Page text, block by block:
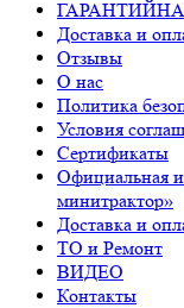
Доставка и
Отзывы
О нас
Политика
Условия
Сертификаты
Официальная
минитрактор»
Доставка и
ТО и Ремонт
ВИДЕО
Контакты